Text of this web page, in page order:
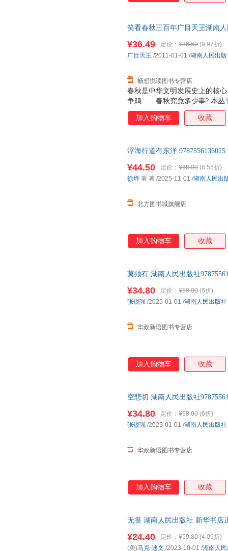
笑看春秋三百年广目天王湖南
春秋是中华文明发展史上的核
争鸡……春秋究竟多少事? 本丛
波澜壮阔的时代。钩心斗角的
先人智慧，一一鲜活地呈现在
段，也有无畏的英雄形象；既
¥36.49 定价： ¥36.60 (9.97折)
畅想悦读图书专营店
广目天王 /2011-01-01 /湖南人民出
加入购物车 收藏
浮海行道有东洋
¥44.50 定价： ¥68.00 (6.55折)
北方图书城旗舰店
徐烨 著 著 /2025-11-01 /湖南人民出
加入购物车 收藏
莫须有 湖南人民出版社
¥34.80 定价： ¥58.00 (6折)
华政新语图书专营店
张锐强 /2025-01-01 /湖南人民出版社
加入购物车 收藏
空悲切 湖南人民出版社
¥34.80 定价： ¥58.00 (6折)
华政新语图书专营店
张锐强 /2025-01-01 /湖南人民出版社
加入购物车 收藏
无畏 湖南人民出版社 新华书店
¥24.40 定价： ¥59.80 (4.09折)
(美)马克·迪文 /2023-10-01 /湖南人